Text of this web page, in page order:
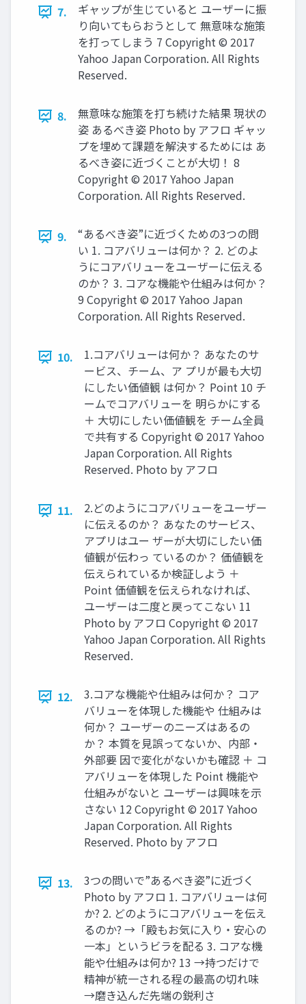
7.
ギャップが⽣じていると ユーザーに振
り向いてもらおうとして 無意味な施策
を打ってしまう 7 Copyright © 2017
Yahoo Japan Corporation. All Rights
Reserved.
8.
無意味な施策を打ち続けた結果 現状の
姿 あるべき姿 Photo by アフロ ギャッ
プを埋めて課題を解決するためには あ
るべき姿に近づくことが⼤切！ 8
Copyright © 2017 Yahoo Japan
Corporation. All Rights Reserved.
9.
“あるべき姿”に近づくための3つの問
い 1. コアバリューは何か？ 2. どのよ
うにコアバリューをユーザーに伝える
のか？ 3. コアな機能や仕組みは何か？
9 Copyright © 2017 Yahoo Japan
Corporation. All Rights Reserved.
10.
1.コアバリューは何か？ あなたのサ
ービス、チーム、ア プリが最も⼤切
にしたい価値観 は何か？ Point 10 チ
ームでコアバリューを 明らかにする
＋ ⼤切にしたい価値観を チーム全員
で共有する Copyright © 2017 Yahoo
Japan Corporation. All Rights
Reserved. Photo by アフロ
11.
2.どのようにコアバリューをユーザー
に伝えるのか？ あなたのサービス、
アプリはユー ザーが⼤切にしたい価
値観が伝わっ ているのか？ 価値観を
伝えられているか検証しよう ＋
Point 価値観を伝えられなければ、
ユーザーは⼆度と戻ってこない 11
Photo by アフロ Copyright © 2017
Yahoo Japan Corporation. All Rights
Reserved.
12.
3.コアな機能や仕組みは何か？ コア
バリューを体現した機能や 仕組みは
何か？ ユーザーのニーズはあるの
か？ 本質を⾒誤ってないか、内部・
外部要 因で変化がないかも確認 ＋ コ
アバリューを体現した Point 機能や
仕組みがないと ユーザーは興味を⽰
さない 12 Copyright © 2017 Yahoo
Japan Corporation. All Rights
Reserved. Photo by アフロ
13.
3つの問いで”あるべき姿”に近づく
Photo by アフロ 1. コアバリューは何
か? 2. どのようにコアバリューを伝え
るのか? →「殿もお気に⼊り・安⼼の
⼀本」というビラを配る 3. コアな機
能や仕組みは何か? 13 →持つだけで
精神が統⼀される程の最⾼の切れ味
→磨き込んだ先端の鋭利さ